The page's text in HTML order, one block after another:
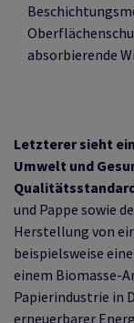
absorbierende
Letzterer sieht
Umwelt und
und Pappe sowie
Herstellung von
beispielsweise
einem Biomasse-
Papierindustrie in
erneuerbarer